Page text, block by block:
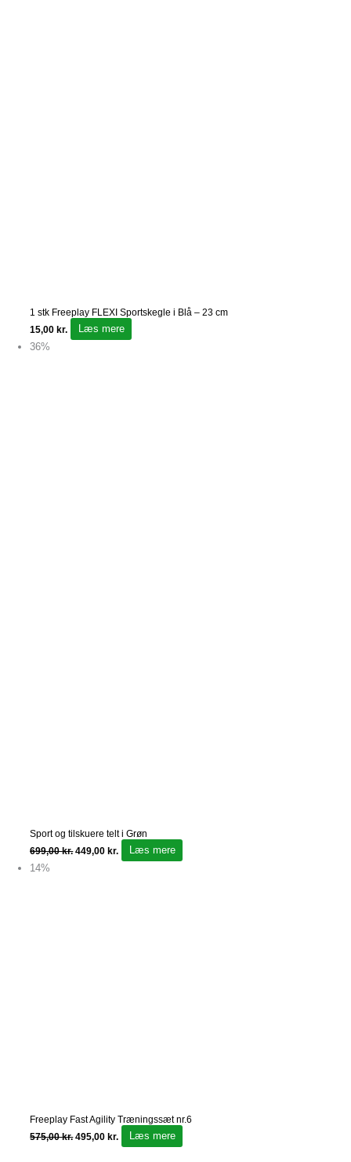
1 stk Freeplay FLEXI Sportskegle i Blå – 23 cm
15,00kr.
Læs mere
36%
Sport og tilskuere telt i Grøn
699,00kr. 449,00kr.
Læs mere
14%
Freeplay Fast Agility Træningssæt nr.6
575,00kr. 495,00kr. Læs mere